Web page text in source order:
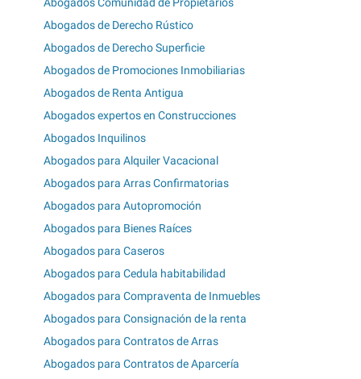
Abogados Comunidad de Propietarios
Abogados de Derecho Rústico
Abogados de Derecho Superficie
Abogados de Promociones Inmobiliarias
Abogados de Renta Antigua
Abogados expertos en Construcciones
Abogados Inquilinos
Abogados para Alquiler Vacacional
Abogados para Arras Confirmatorias
Abogados para Autopromoción
Abogados para Bienes Raíces
Abogados para Caseros
Abogados para Cedula habitabilidad
Abogados para Compraventa de Inmuebles
Abogados para Consignación de la renta
Abogados para Contratos de Arras
Abogados para Contratos de Aparcería